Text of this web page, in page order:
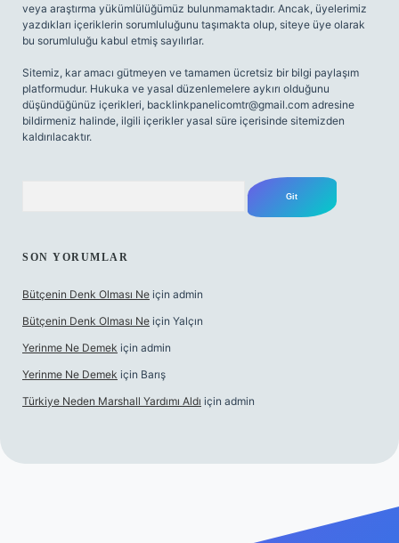
veya araştırma yükümlülüğümüz bulunmamaktadır. Ancak, üyelerimiz
yazdıkları içeriklerin sorumluluğunu taşımakta olup, siteye üye olarak
bu sorumluluğu kabul etmiş sayılırlar.
Sitemiz, kar amacı gütmeyen ve tamamen ücretsiz bir bilgi paylaşım
platformudur. Hukuka ve yasal düzenlemelere aykırı olduğunu
düşündüğünüz içerikleri, backlinkpanelicomtr@gmail.com adresine
bildirmeniz halinde, ilgili içerikler yasal süre içerisinde sitemizden
kaldırılacaktır.
SON YORUMLAR
Bütçenin Denk Olması Ne için admin
Bütçenin Denk Olması Ne için Yalçın
Yerinme Ne Demek için admin
Yerinme Ne Demek için Barış
Türkiye Neden Marshall Yardımı Aldı için admin